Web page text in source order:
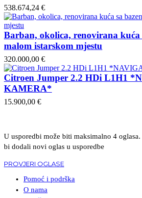
538.674,24 €
Barban, okolica, renovirana kuća
malom istarskom mjestu
320.000,00 €
Citroen Jumper 2.2 HDi L1H1
KAMERA*
15.900,00 €
U usporedbi može biti maksimalno 4
bi dodali novi oglas u usporedbe
PROVJERI OGLASE
Pomoć i podrška
O nama